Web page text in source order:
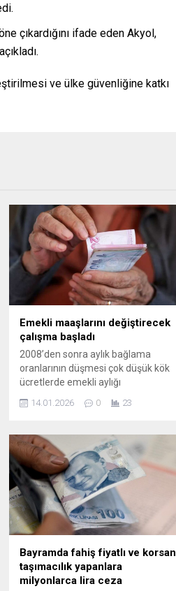
çıkardığını ifade eden Akyol,
ve ülke güvenliğine katkı
Emekli maaşlarını değiştirecek
çalışma başladı
2008’den sonra aylık bağlama
oranlarının düşmesi çok düşük kök
ücretlerde emekli aylığı
en düşük emekli aylığı uygulamasını
farkın Hazine'den karşılanması
kararlaştırılmıştı. İlk ...
14.01.2026 0 23
Bayramda fahiş fiyatlı ve korsan
taşımacılık yapanlara
milyonlarca lira ceza